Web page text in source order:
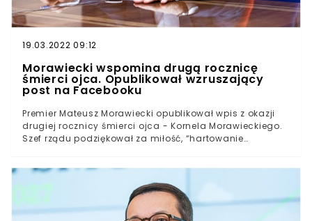
19.03.2022 09:12
Morawiecki wspomina drugą rocznicę
śmierci ojca. Opublikował wzruszający
post na Facebooku
Premier Mateusz Morawiecki opublikował wpis z okazji
drugiej rocznicy śmierci ojca - Kornela Morawieckiego.
Szef rządu podziękował za miłość, “hartowanie